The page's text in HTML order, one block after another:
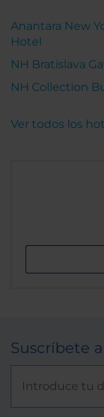
Anantara New
Hotel
NH Bratislava
NH Collection
Ver todos los
Suscríbete